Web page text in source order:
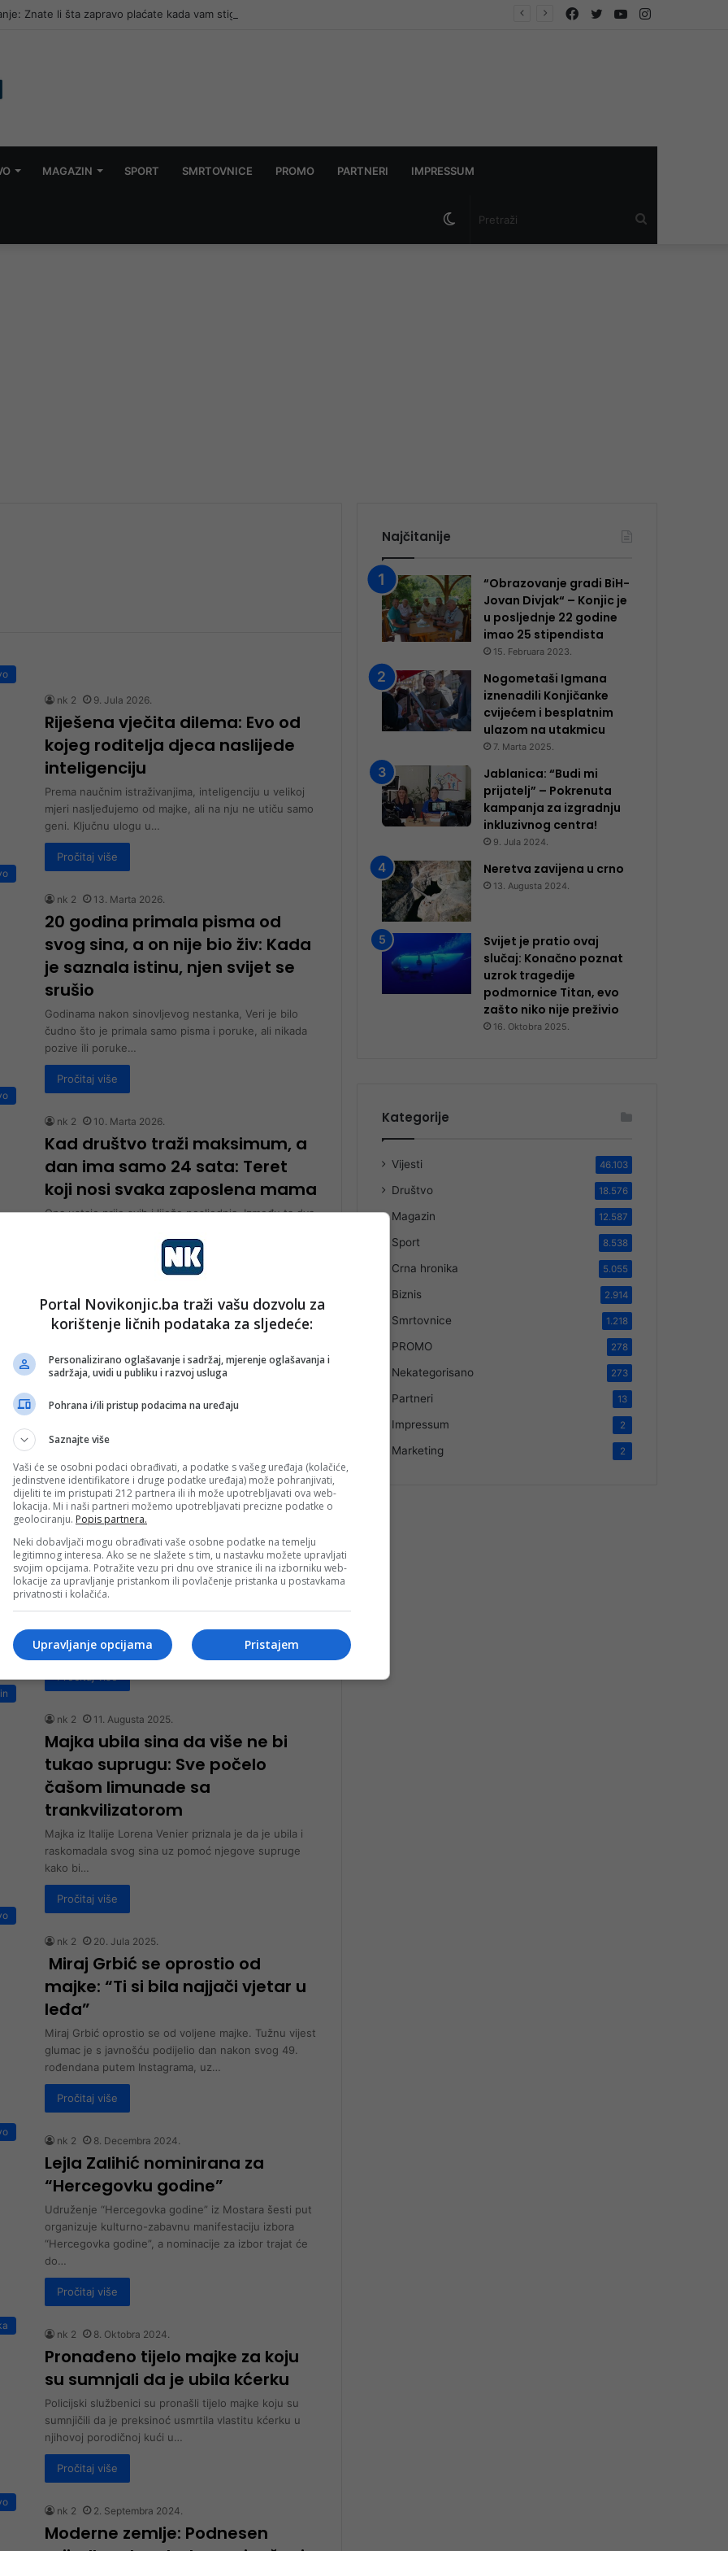
Znate li šta zapravo plaćate kada vam stignu računi? YouTube
Twitter
Facebook
MAGAZIN SPORT SMRTOVNICE PROMO PARTNERI IMPRESSUM
Switch
nk 2 9. Jula 2026.
Riješena vječita dilema: Evo od
kojeg roditelja djeca naslijede
inteligenciju
Prema naučnim istraživanjima, inteligenciju u velikoj
mjeri nasljeđujemo od majke, ali na nju ne utiču samo
geni. Ključnu ulogu u…
Pročitaj više
nk 2 13. Marta 2026.
20 godina primala pisma od
svog sina, a on nije bio živ: Kada
je saznala istinu, njen svijet se
srušio
Godinama nakon sinovljevog nestanka, Veri je bilo
čudno što je primala samo pisma i poruke, ali nikada
pozive ili poruke…
Pročitaj više
nk 2 10. Marta 2026.
Kad društvo traži maksimum, a
dan ima samo 24 sata: Teret
koji nosi svaka zaposlena mama
Ona ustaje prije svih i liježe posljednja. Između ta dva
nk 2 21. Februara 2026.
sreću: Konačno stekao nove
Napušteni majmun Punch koji je razbio srca miliona
svojom vrstom. Punch, mladi…
Pročitaj više
nk 2 31. Januara 2026.
Stravičan slučaj u Austriji: Nađen
dječak prerezanog vrata,
uhapšena majka
Strašan zločin zbio se u sinoć u Leobenu u austrijskoj
pokrajini Štajerskoj: majka je navodno nožem usmrtila
svog jedanaestogodišnjeg sina.…
Pročitaj više
nk 2 11. Augusta 2025.
Majka ubila sina da više ne bi
tukao suprugu: Sve počelo
čašom limunade sa
trankvilizatorom
Majka iz Italije Lorena Venier priznala je da je ubila i
raskomadala svog sina uz pomoć njegove supruge
kako bi…
Pročitaj više
nk 2 20. Jula 2025.
Miraj Grbić se oprostio od
majke: “Ti si bila najjači vjetar u
leđa”
Miraj Grbić oprostio se od voljene majke. Tužnu vijest
glumac je s javnošću podijelio dan nakon svog 49.
rođendana putem Instagrama, uz…
Pročitaj više
nk 2 8. Decembra 2024.
Lejla Zalihić nominirana za
“Hercegovku godine”
Udruženje “Hercegovka godine” iz Mostara šesti put
organizuje kulturno-zabavnu manifestaciju izbora
“Hercegovka godine”, a nominacije za izbor trajat će
do…
Pročitaj više
nk 2 8. Oktobra 2024.
Pronađeno tijelo majke za koju
su sumnjali da je ubila kćerku
Policijski službenici su pronašli tijelo majke koju su
sumnjičili da je preksinoć usmrtila vlastitu kćerku u
njihovoj porodičnoj kući u…
Pročitaj više
nk 2 2. Septembra 2024.
Moderne zemlje: Podnesen
Najčitanije
“Obrazovanje gradi BiH-
Jovan Divjak“ – Konjic je
u posljednje 22 godine
imao 25 ​​stipendista
15. Februara 2023.
Nogometaši Igmana
iznenadili Konjičanke
cvijećem i besplatnim
ulazom na utakmicu
7. Marta 2025.
Jablanica: “Budi mi
prijatelj” – Pokrenuta
kampanja za izgradnju
inkluzivnog centra!
9. Jula 2024.
Neretva zavijena u crno
13. Augusta 2024.
Svijet je pratio ovaj
slučaj: Konačno poznat
uzrok tragedije
podmornice Titan, evo
zašto niko nije preživio
16. Oktobra 2025.
Kategorije
Vijesti 46.103
Društvo 18.576
Magazin 12.587
Sport 8.538
Crna hronika 5.055
Biznis 2.914
Smrtovnice 1.218
PROMO 278
Nekategorisano 273
Partneri 13
Impressum 2
Marketing 2
Portal Novikonjic.ba traži vašu dozvolu za
korištenje ličnih podataka za sljedeće:
Personalizirano oglašavanje i sadržaj, mjerenje oglašavanja i
sadržaja, uvidi u publiku i razvoj usluga
Pohrana i/ili pristup podacima na uređaju
Saznajte više
Vaši će se osobni podaci obrađivati, a podatke s vašeg uređaja (kolačiće,
jedinstvene identifikatore i druge podatke uređaja) može pohranjivati,
dijeliti te im pristupati 212 partnera ili ih može upotrebljavati ova web-
lokacija. Mi i naši partneri možemo upotrebljavati precizne podatke o
geolociranju. Popis partnera.
Neki dobavljači mogu obrađivati vaše osobne podatke na temelju
legitimnog interesa. Ako se ne slažete s tim, u nastavku možete upravljati
svojim opcijama. Potražite vezu pri dnu ove stranice ili na izborniku web-
lokacije za upravljanje pristankom ili povlačenje pristanka u postavkama
privatnosti i kolačića.
Pristajem
Upravljanje opcijama